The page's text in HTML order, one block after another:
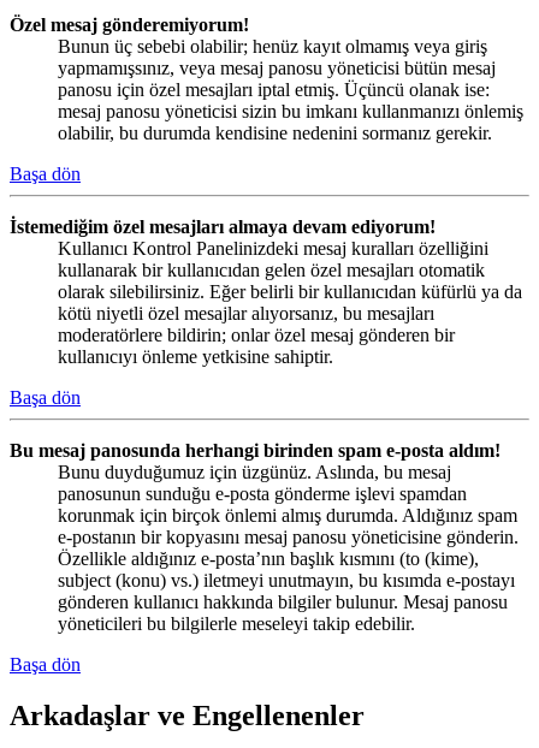
Özel mesaj gönderemiyorum!
Bunun üç sebebi olabilir; henüz kayıt olmamış veya giriş
yapmamışsınız, veya mesaj panosu yöneticisi bütün mesaj
panosu için özel mesajları iptal etmiş. Üçüncü olanak ise:
mesaj panosu yöneticisi sizin bu imkanı kullanmanızı önlemiş
olabilir, bu durumda kendisine nedenini sormanız gerekir.
Başa dön
İstemediğim özel mesajları almaya devam ediyorum!
Kullanıcı Kontrol Panelinizdeki mesaj kuralları özelliğini
kullanarak bir kullanıcıdan gelen özel mesajları otomatik
olarak silebilirsiniz. Eğer belirli bir kullanıcıdan küfürlü ya da
kötü niyetli özel mesajlar alıyorsanız, bu mesajları
moderatörlere bildirin; onlar özel mesaj gönderen bir
kullanıcıyı önleme yetkisine sahiptir.
Başa dön
Bu mesaj panosunda herhangi birinden spam e-posta aldım!
Bunu duyduğumuz için üzgünüz. Aslında, bu mesaj
panosunun sunduğu e-posta gönderme işlevi spamdan
korunmak için birçok önlemi almış durumda. Aldığınız spam
e-postanın bir kopyasını mesaj panosu yöneticisine gönderin.
Özellikle aldığınız e-posta’nın başlık kısmını (to (kime),
subject (konu) vs.) iletmeyi unutmayın, bu kısımda e-postayı
gönderen kullanıcı hakkında bilgiler bulunur. Mesaj panosu
yöneticileri bu bilgilerle meseleyi takip edebilir.
Başa dön
Arkadaşlar ve Engellenenler